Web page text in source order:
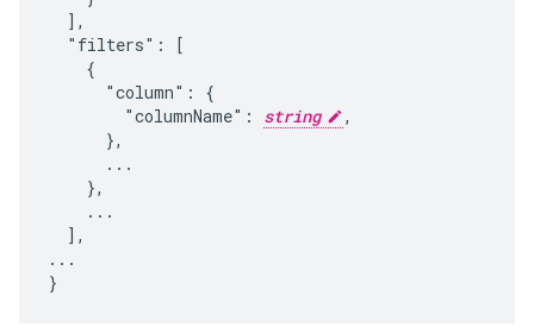
  ],
  "filters": [
    {
      "column": {
        "columnName":
string
,
      },
      ...
    },
    ...
  ],
...
}